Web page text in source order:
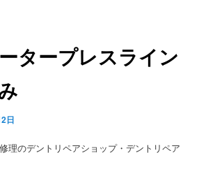
タープレスライン
日
理のデントリペアショップ・デントリペア